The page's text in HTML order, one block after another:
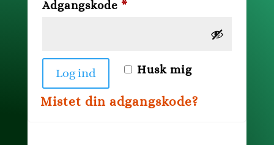
Adgangskode *Påkrævet
Husk mig
Log ind
Mistet din adgangskode?